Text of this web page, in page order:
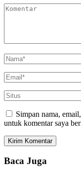
Simpan nama,
untuk komentar saya
Baca Juga